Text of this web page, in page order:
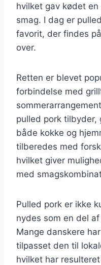
hvilket gav kødet
smag. I dag er
favorit, der findes
over.
Retten er blevet
forbindelse med
pulled pork
både kokke og
tilberedes med
hvilket giver
med
Pulled pork er ikke
nydes som en del
Mange danskere
tilpasset den til
hvilket har